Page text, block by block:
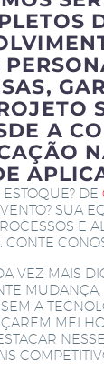
A
DE
SUA
E
CONTE
VEZ MAIS
MUDANÇA,
A